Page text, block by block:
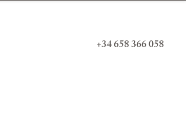
+34 658 366 058